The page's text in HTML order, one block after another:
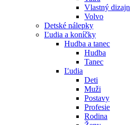
Vlastný dizajn
Volvo
Detské nálepky
Ľudia a koníčky
Hudba a tanec
Hudba
Tanec
Ľudia
Deti
Muži
Postavy
Profesie
Rodina